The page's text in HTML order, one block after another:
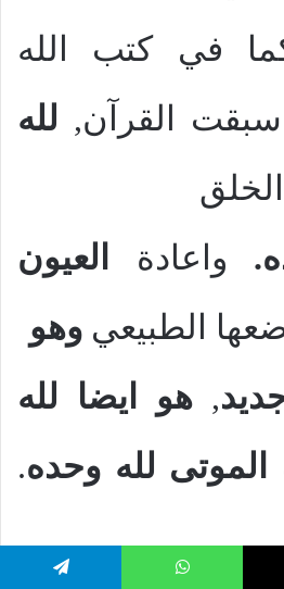
في كتب الله
سبقت القرآن, لله
واعادة العيون
الطبيعي وهو
, هو ايضا لله
الموتى لله وحده.